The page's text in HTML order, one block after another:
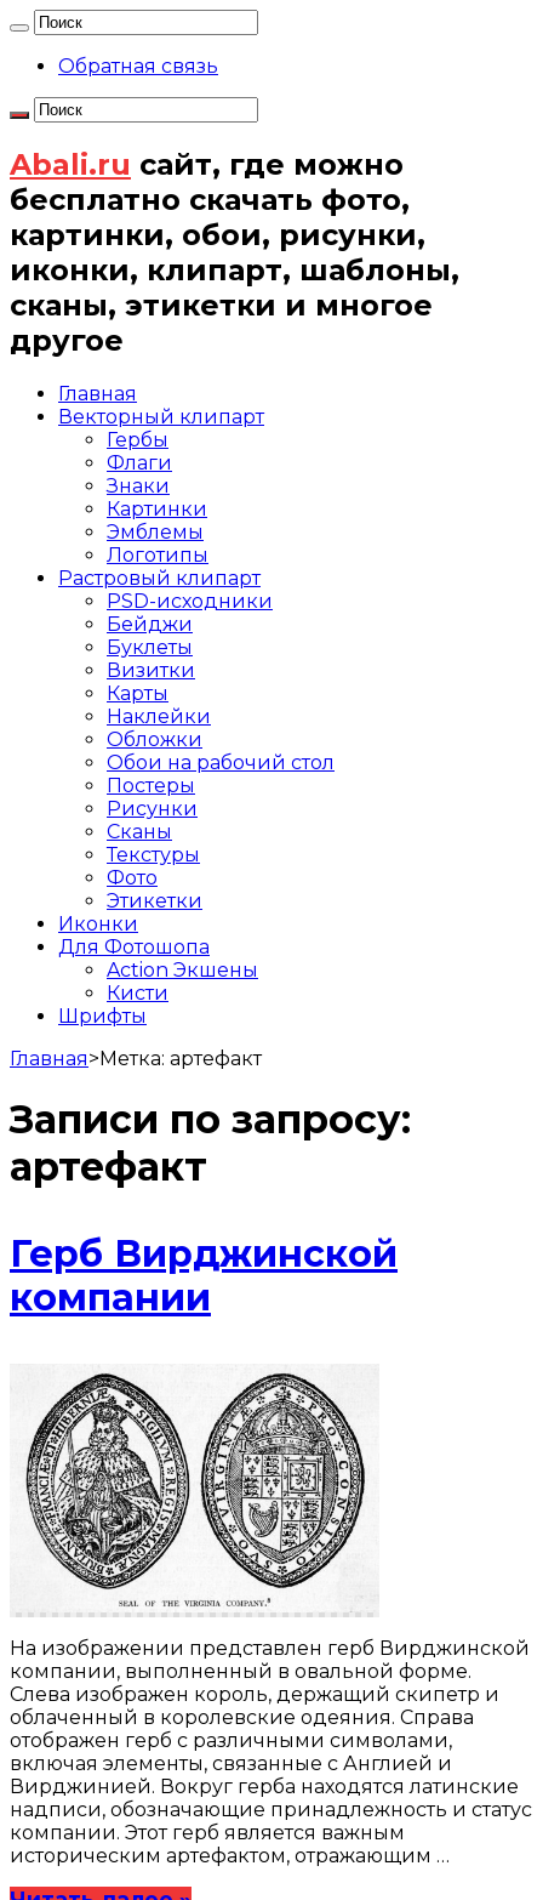
Обратная связь
Abali.ru сайт, где можно
бесплатно скачать фото,
картинки, обои, рисунки,
иконки, клипарт, шаблоны,
сканы, этикетки и многое
другое
Главная
Векторный клипарт
Гербы
Флаги
Знаки
Картинки
Эмблемы
Логотипы
Растровый клипарт
PSD-исходники
Бейджи
Буклеты
Визитки
Карты
Наклейки
Обложки
Обои на рабочий стол
Постеры
Рисунки
Сканы
Текстуры
Фото
Этикетки
Иконки
Для Фотошопа
Action Экшены
Кисти
Шрифты
Главная>Метка: артефакт
Записи по запросу:
артефакт
Герб Вирджинской
компании
На изображении представлен герб Вирджинской
компании, выполненный в овальной форме.
Слева изображен король, держащий скипетр и
облаченный в королевские одеяния. Справа
отображен герб с различными символами,
включая элементы, связанные с Англией и
Вирджинией. Вокруг герба находятся латинские
надписи, обозначающие принадлежность и статус
компании. Этот герб является важным
историческим артефактом, отражающим …